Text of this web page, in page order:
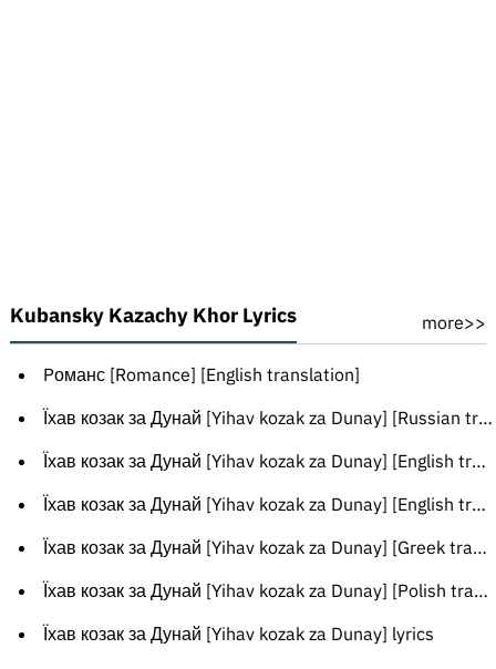
Kubansky Kazachy Khor Lyrics more>>
Pоманс [Romance] [English translation]
Їхав козак за Дунай [Yihav kozak za Dunay] [Russian translation]
Їхав козак за Дунай [Yihav kozak za Dunay] [English translation]
Їхав козак за Дунай [Yihav kozak za Dunay] [English translation]
Їхав козак за Дунай [Yihav kozak za Dunay] [Greek translation]
Їхав козак за Дунай [Yihav kozak za Dunay] [Polish translation]
Їхав козак за Дунай [Yihav kozak za Dunay] lyrics